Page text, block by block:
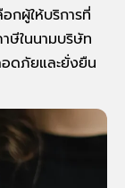
กผู้ให้บริการที่
ษีในนามบริษัท
ดภัยและยั่งยืน